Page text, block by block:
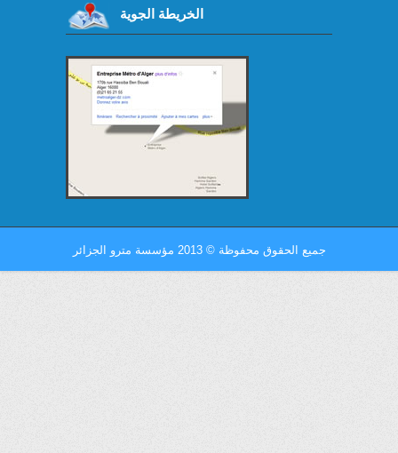
الخريطة الجوية
جميع الحقوق محفوظة© 2013 مؤسسة مترو الجزائر